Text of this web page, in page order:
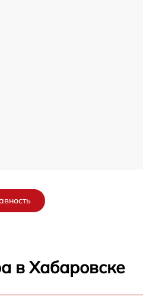
в Хабаровске